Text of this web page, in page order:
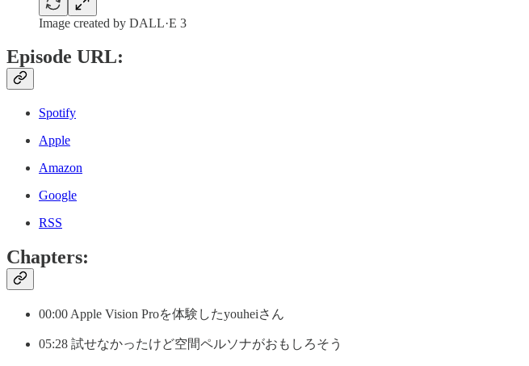
Image created by DALL·E 3
Episode URL:
Spotify
Apple
Amazon
Google
RSS
Chapters:
00:00 Apple Vision Proを体験したyouheiさん
05:28 試せなかったけど空間ペルソナがおもしろそう